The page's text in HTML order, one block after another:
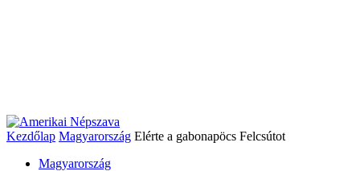
Kezdőlap Magyarország Elérte a gabonapöcs Felcsútot
Magyarország